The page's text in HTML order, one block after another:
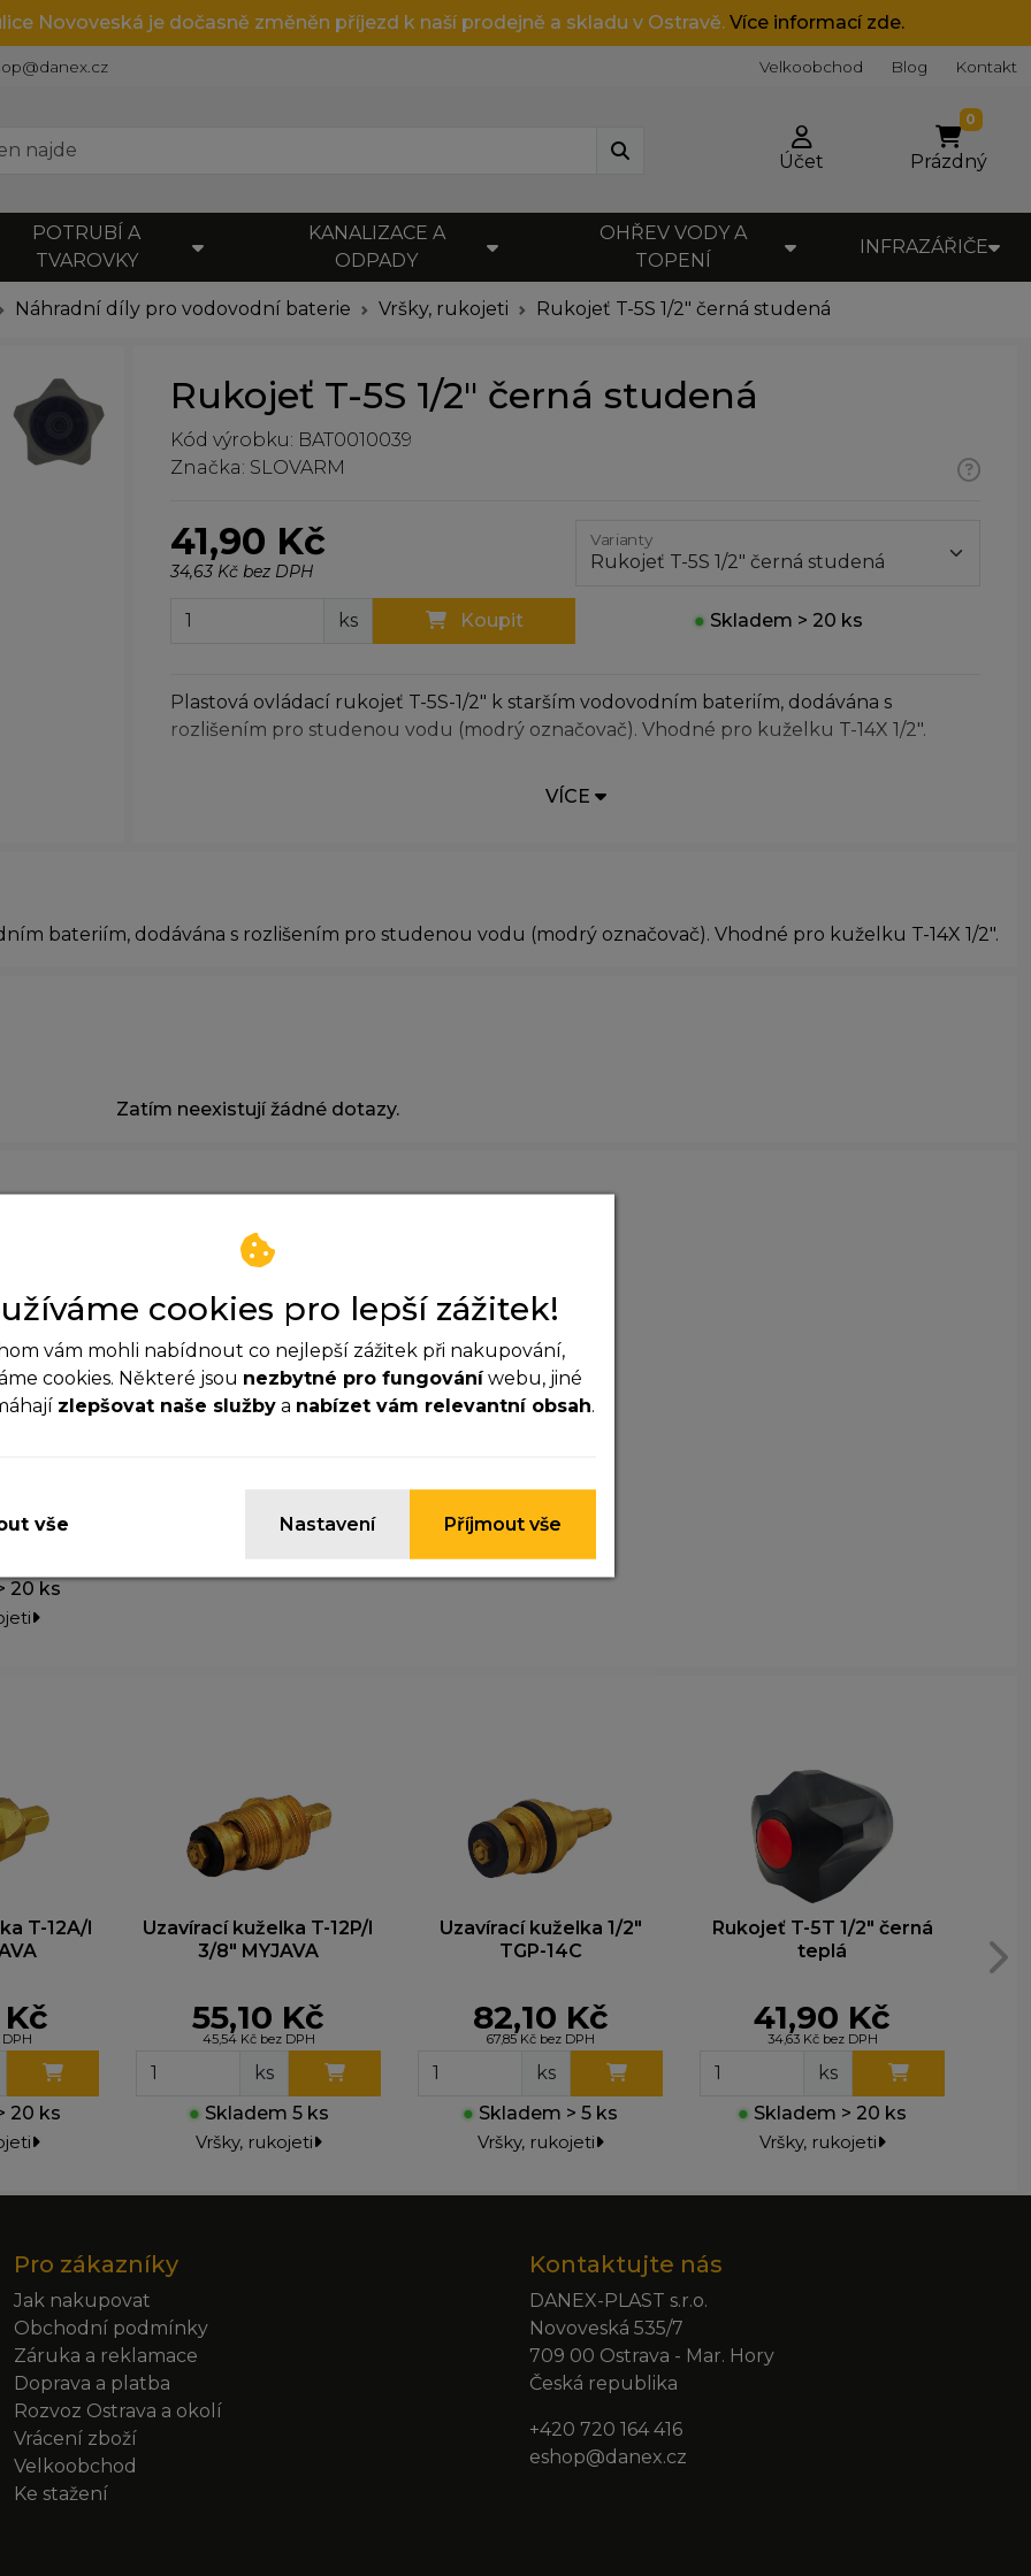
Novoveská je dočasně změněn příjezd k naší prodejně a skladu v Ostravě. Více informací zde.
Velkoobchod Blog Kontakt
Účet
0
Prázdný
POTRUBÍ A
TVAROVKY
KANALIZACE A
ODPADY
OHŘEV VODY A
TOPENÍ
INFRAZÁŘIČE
Náhradní díly pro vodovodní baterie Vršky, rukojeti Rukojeť T-5S 1/2" černá studená
Rukojeť T-5S 1/2" černá studená
Kód výrobku: BAT0010039
Značka: SLOVARM
41,90 Kč
34,63 Kč bez DPH
Varianty
ks Koupit ● Skladem > 20 ks
Plastová ovládací rukojeť T-5S-1/2" k starším vodovodním bateriím, dodávána s
rozlišením pro studenou vodu (modrý označovač). Vhodné pro kuželku T-14X 1/2".
VÍCE
bateriím, dodávána s rozlišením pro studenou vodu (modrý označovač). Vhodné pro kuželku T-14X 1/2".
Zatím neexistují žádné dotazy.
2" černá
20 ks
T-12A/I
20 ks
Uzavírací kuželka T-12P/I
3/8" MYJAVA
55,10 Kč
45,54 Kč bez DPH
ks
● Skladem 5 ks
Vršky, rukojeti
Uzavírací kuželka 1/2"
TGP-14C
82,10 Kč
67,85 Kč bez DPH
ks
● Skladem > 5 ks
Vršky, rukojeti
Rukojeť T-5T 1/2" černá
teplá
41,90 Kč
34,63 Kč bez DPH
ks
● Skladem > 20 ks
Vršky, rukojeti
Pro zákazníky
Jak nakupovat
Obchodní podmínky
Záruka a reklamace
Doprava a platba
Rozvoz Ostrava a okolí
Vrácení zboží
Velkoobchod
Ke stažení
Kontaktujte nás
DANEX-PLAST s.r.o.
Novoveská 535/7
709 00 Ostrava - Mar. Hory
Česká republika
+420 720 164 416
eshop@danex.cz
cookies pro lepší zážitek!
vám mohli nabídnout co nejlepší zážitek při nakupování,
cookies. Některé jsou nezbytné pro fungováníwebu, jiné
zlepšovat naše služby a nabízet vám relevantní obsah.
cookies jsou důležité pro správné fungování webu a nelze je
nám sledovat návštěvnost a zlepšovat web. Díky nim
co funguje a co ne, takže vám můžeme nabídnout lepší
vše Nastavení Příjmout vše